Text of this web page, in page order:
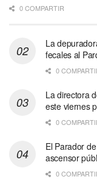
0 COMPARTIR
La
fecales al
0
La directora
este viernes
0
El Parador
ascensor
0